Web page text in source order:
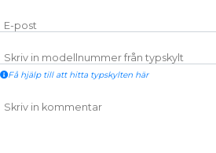
E-post
Skriv in modellnummer från typskylt
Få hjälp till att hitta typskylten här
Skriv in kommentar